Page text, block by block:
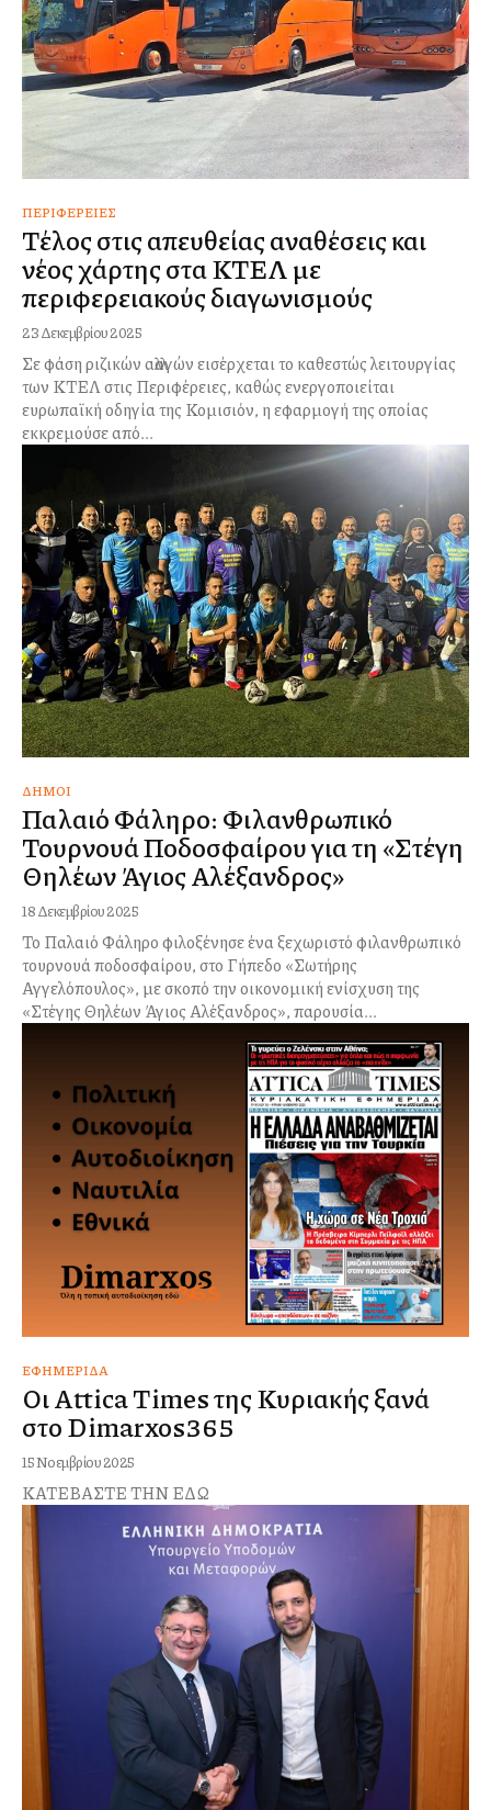
ΠΕΡΙΦΈΡΕΙΕΣ
Τέλος στις απευθείας αναθέσεις και
νέος χάρτης στα ΚΤΕΛ με
περιφερειακούς διαγωνισμούς
23 Δεκεμβρίου 2025
Σε φάση ριζικών αλλαγών εισέρχεται το καθεστώς λειτουργίας
των ΚΤΕΛ στις Περιφέρειες, καθώς ενεργοποιείται
ευρωπαϊκή οδηγία της Κομισιόν, η εφαρμογή της οποίας
εκκρεμούσε από...
ΔΉΜΟΙ
Παλαιό Φάληρο: Φιλανθρωπικό
Τουρνουά Ποδοσφαίρου για τη «Στέγη
Θηλέων Άγιος Αλέξανδρος»
18 Δεκεμβρίου 2025
Το Παλαιό Φάληρο φιλοξένησε ένα ξεχωριστό φιλανθρωπικό
τουρνουά ποδοσφαίρου, στο Γήπεδο «Σωτήρης
Αγγελόπουλος», με σκοπό την οικονομική ενίσχυση της
«Στέγης Θηλέων Άγιος Αλέξανδρος», παρουσία...
ΕΦΗΜΕΡΊΔΑ
Οι Attica Times της Κυριακής ξανά
στο Dimarxos365
15 Νοεμβρίου 2025
ΚΑΤΕΒΑΣΤΕ ΤΗΝ ΕΔΩ